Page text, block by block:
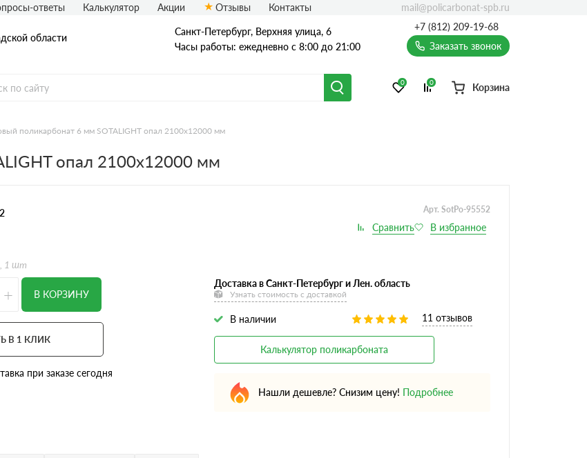
области
Санкт-Петербург, Верхняя улица, 6
Часы работы: ежедневно с 8:00 до 21:00
+7 (812) 209-19-68
Заказать звонок
0 0 Корзина
ответы Калькулятор Акции Отзывы Контакты mail@policarbonat-spb.ru
поликарбонат 6 мм SOTALIGHT опал 2100х12000 мм
опал 2100х12000 мм
1 шт
Арт. SotPo-95552
+ В КОРЗИНУ
В 1 КЛИК
при заказе сегодня
Доставка в Санкт-Петербург и Лен. область
Узнать стоимость с доставкой
В наличии 11 отзывов
Калькулятор поликарбоната
Нашли дешевле? Снизим цену! Подробнее